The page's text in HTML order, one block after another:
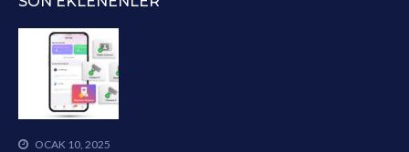
OCAK 10, 2025